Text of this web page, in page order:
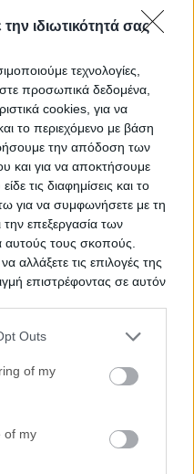
ιδιωτικότητά σας
τεχνολογίες,
προσωπικά δεδομένα,
cookies, για να
το περιεχόμενο με βάση
την απόδοση των
και για να αποκτήσουμε
τις διαφημίσεις και το
για να συμφωνήσετε με τη
την επεξεργασία των
τους σκοπούς.
αλλάξετε τις επιλογές της
επιστρέφοντας σε αυτόν
information including but
You may click to
its third-party tags to
purposes in below Google
Outs
of my
of my
τ.μ.
Κοζάνης
Ισόγειο
Ημ. Διεξαγωγής:
σας για να λαμβάνετε
πλειστηριασμόσε
επίσημη λίστα με τους